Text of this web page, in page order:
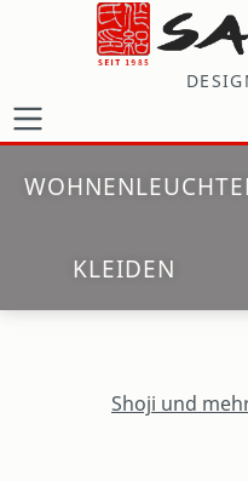
Zum Hauptinhalt springen
WOHNEN
KLEIDEN
Shoji und